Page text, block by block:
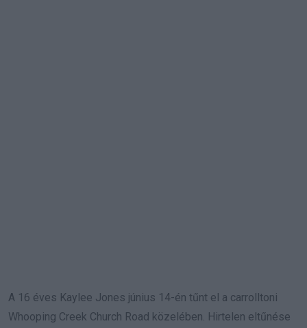
A 16 éves Kaylee Jones június 14-én tűnt el a carrolltoni
Whooping Creek Church Road közelében. Hirtelen eltűnése